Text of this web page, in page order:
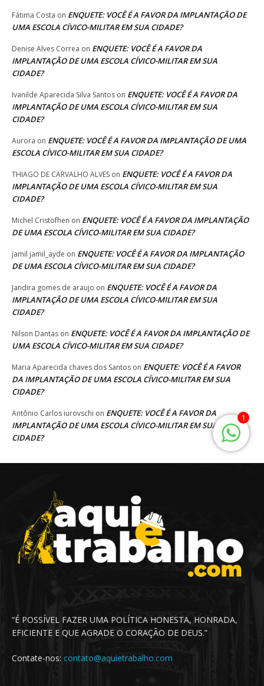
“É POSSÍVEL FAZER UMA POLÍTICA HONESTA, HONRADA,
EFICIENTE E QUE AGRADE O CORAÇÃO DE DEUS.”
Contate-nos: contato@aquietrabalho.com